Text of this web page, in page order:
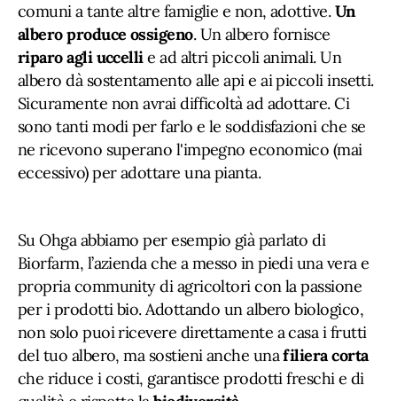
comuni a tante altre famiglie e non, adottive.Un
albero produce ossigeno. Un albero fornisce
riparo agli uccellie ad altri piccoli animali. Un
albero dà sostentamento alle api e ai piccoli insetti.
Sicuramente non avrai difficoltà ad adottare. Ci
sono tanti modi per farlo e le soddisfazioni che se
ne ricevono superano l'impegno economico (mai
eccessivo) per adottare una pianta.
Su Ohga abbiamo per esempio già parlato di
Biorfarm, l’azienda che a messo in piedi una vera e
propria community di agricoltori con la passione
per i prodotti bio. Adottando un albero biologico,
non solo puoi ricevere direttamente a casa i frutti
del tuo albero, ma sostieni anche unafiliera corta
che riduce i costi, garantisce prodotti freschi e di